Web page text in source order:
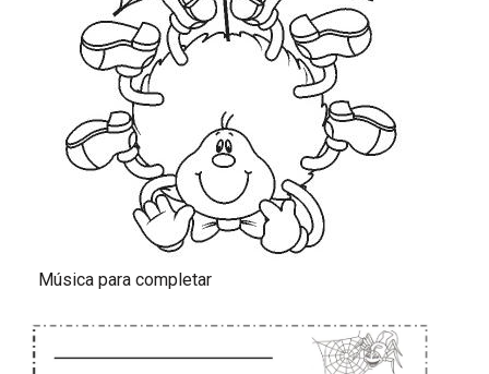
Música para completar